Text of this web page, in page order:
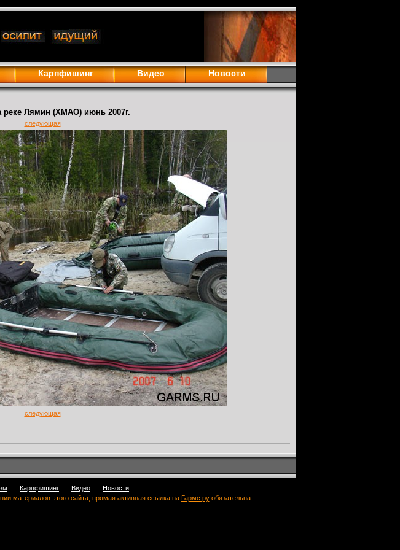
Карпфишинг Видео Новости
реке Лямин (ХМАО) июнь 2007г.
следующая
следующая
Карпфишинг Видео
Новости
материалов этого сайта, прямая активная ссылка на Гармс.руобязательна.